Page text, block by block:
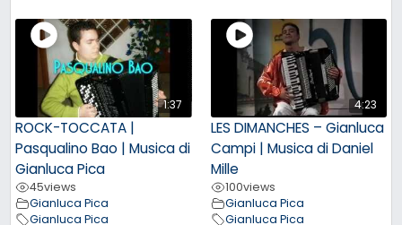
1:37
ROCK-TOCCATA |
Pasqualino Bao | Musica di
Gianluca Pica
45views
Gianluca Pica
Gianluca Pica
4:23
LES DIMANCHES – Gianluca
Campi | Musica di Daniel
Mille
100views
Gianluca Pica
Gianluca Pica